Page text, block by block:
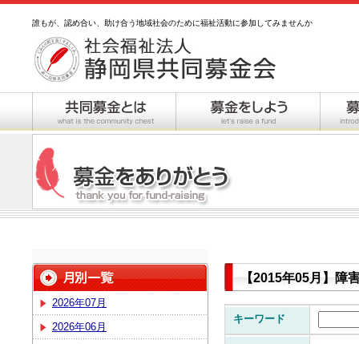
誰もが、認め合い、助け合う地域社会のために福祉活動に参加してみませんか
2026年07月
2026年06月
【2015年05月】障
キーワード